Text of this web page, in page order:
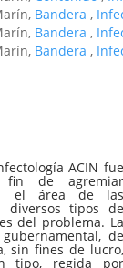
Bandera ,
Bandera ,
Bandera ,
ACIN fue
de agremiar
el área de las
diversos tipos de
del problema. La
de
sin fines de lucro,
tipo, regida por